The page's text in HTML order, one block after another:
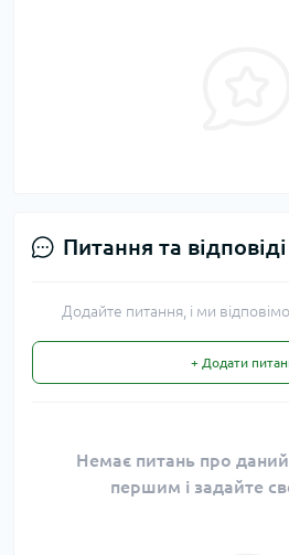
Питання та відповіді
Додайте питання, і ми
+ Додати
Немає питань про даний
першим і задайте